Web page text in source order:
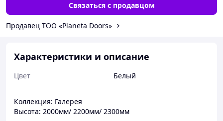
Связаться с продавцом
Продавец ТОО «Planeta Doors»
Характеристики и описание
Цвет Белый
Коллекция: Галерея
Высота: 2000мм/ 2200мм/ 2300мм